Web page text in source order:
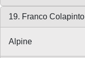
19. Franco Colapinto
Alpine